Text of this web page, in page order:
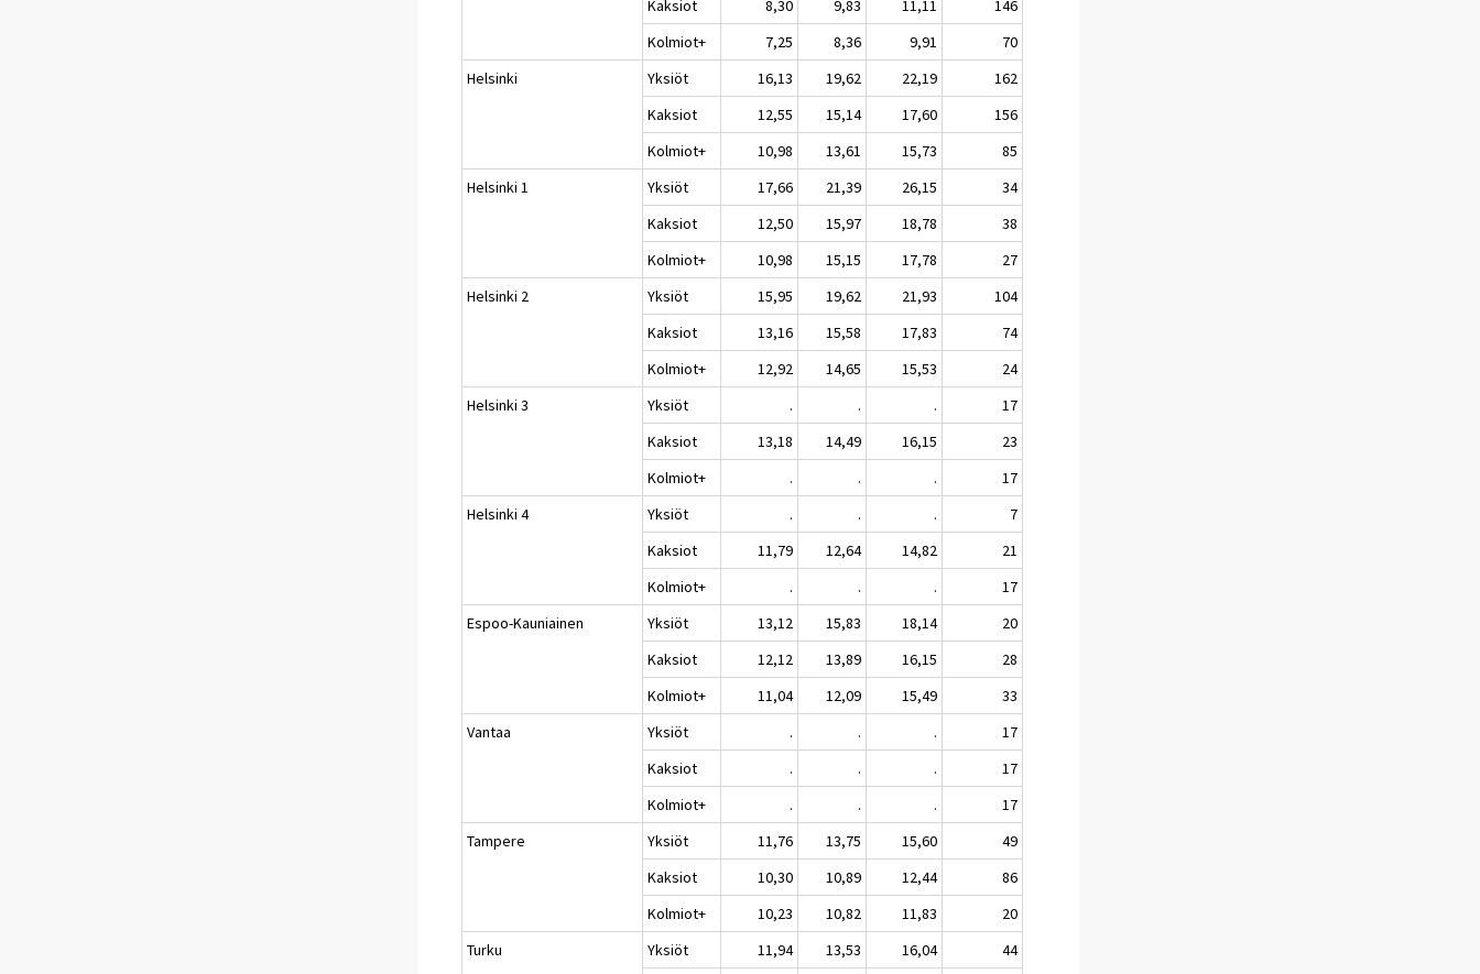
Kaksiot
8,30 9,83 11,11
146
Kolmiot+
7,25 8,36 9,91
70
Helsinki
Yksiöt 16,13 19,62 22,19
162
Kaksiot
12,55 15,14 17,60
156
Kolmiot+
10,98 13,61 15,73
85
Helsinki 1
Yksiöt 17,66 21,39 26,15
34
Kaksiot
12,50 15,97 18,78
38
Kolmiot+
10,98 15,15 17,78
27
Helsinki 2
Yksiöt 15,95 19,62 21,93
104
Kaksiot
13,16 15,58 17,83
74
Kolmiot+
12,92 14,65 15,53
24
Helsinki 3
Yksiöt . . .
17
Kaksiot
13,18 14,49 16,15
23
Kolmiot+
. . .
17
Helsinki 4
Yksiöt . . .
7
Kaksiot
11,79 12,64 14,82
21
Kolmiot+
. . .
17
Espoo-Kauniainen
Yksiöt 13,12 15,83 18,14
20
Kaksiot
12,12 13,89 16,15
28
Kolmiot+
11,04 12,09 15,49
33
Vantaa
Yksiöt . . .
17
Kaksiot
. . .
17
Kolmiot+
. . .
17
Tampere
Yksiöt 11,76 13,75 15,60
49
Kaksiot
10,30 10,89 12,44
86
Kolmiot+
10,23 10,82 11,83
20
Turku
Yksiöt 11,94 13,53 16,04
44